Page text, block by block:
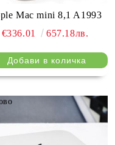
Mac mini 8,1 A1993
€336.01
657.18лв.